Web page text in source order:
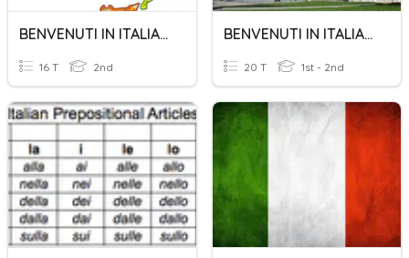
BENVENUTI IN ITALIA (QUIZ N. 1)
16 T 2nd
BENVENUTI IN ITALIA (QUIZ N. 2)
20 T 1st - 2nd